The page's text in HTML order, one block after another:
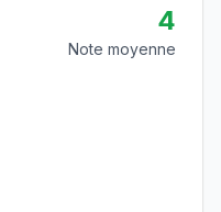
4
Note moyenne